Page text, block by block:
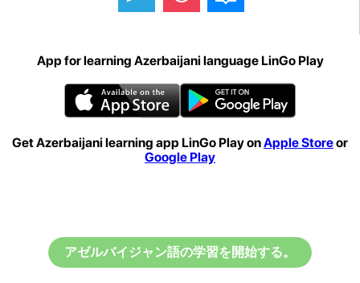
App for learning Azerbaijani language LinGo Play
Get Azerbaijani learning app LinGo Play onApple Storeor
Google Play
アゼルバイジャン語の学習を開始する。